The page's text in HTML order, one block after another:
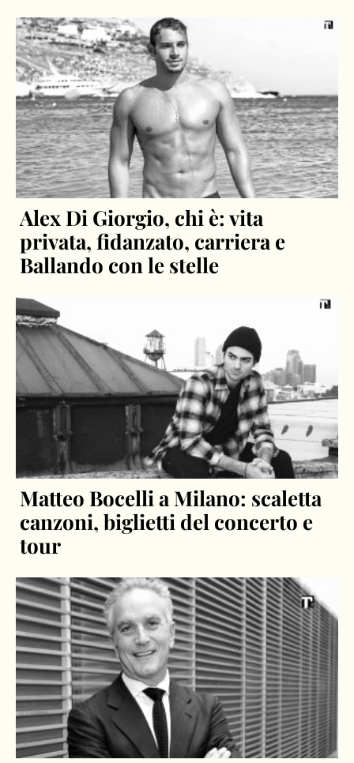
Alex Di Giorgio, chi è: vita
privata, fidanzato, carriera e
Ballando con le stelle
Matteo Bocelli a Milano: scaletta
canzoni, biglietti del concerto e
tour